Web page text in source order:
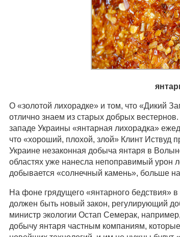
О «золотой лихорадке» и том, что «Дикий
отлично знаем из старых добрых
западе Украины «янтарная лихорадка»
что «хороший, плохой, злой» Клинт Иствуд
Украине незаконная добыча янтаря в
областях уже нанесла непоправимый урон
добывается «солнечный камень», больше
На фоне грядущего «янтарного бедствия»
должен быть новый закон, регулирующий
министр экологии Остап Семерак,
добычу янтаря частным компаниям,